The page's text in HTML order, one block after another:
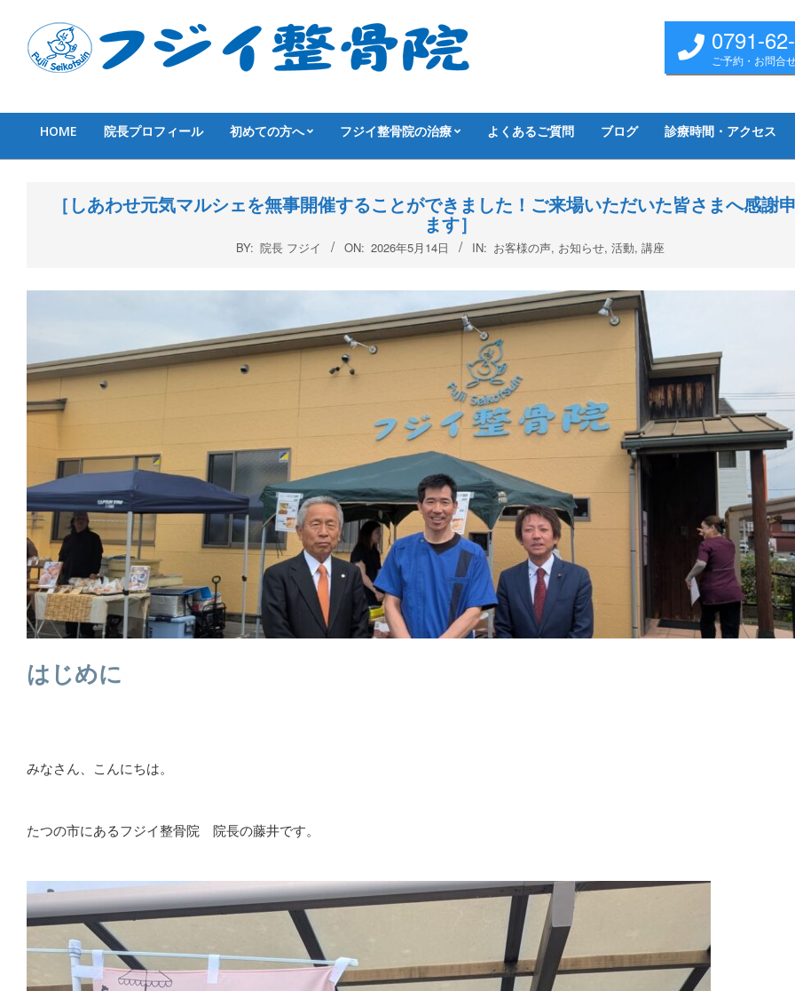
content
0791-
ご予約・お問合
Navigation
HOME 院長プロフィール 初めての方へ フジイ整骨院の治療 よくあるご質問 ブログ 診療時間・アクセス
［しあわせ元気マルシェを無事開催することができました！ご来場いただいた皆さまへ感謝
ます］
BY: 院長 フジイ ON: 2026年5月14日 IN: お客様の声, お知らせ,活動,講座
はじめに
みなさん、こんにちは。
たつの市にあるフジイ整骨院 院長の藤井です。